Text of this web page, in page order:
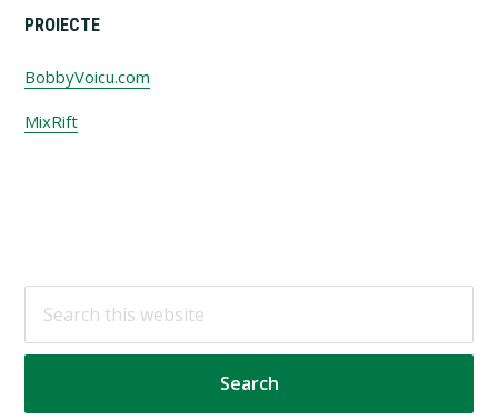
PROIECTE
BobbyVoicu.com
MixRift
Footer
this
website